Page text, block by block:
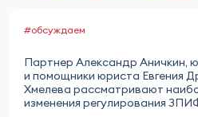
#обсуждаем
Партнер Александр Аничкин,
и помощники юриста Евгения
Хмелева рассматривают
изменения регулирования